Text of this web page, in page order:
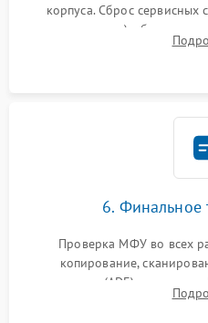
корпуса. Сброс сервисных
закрепления),
калибровка цветопередачи
6. Финальное
Проверка МФУ во всех
копирование,
документов (ADF) и
на отсутствие серого фона,